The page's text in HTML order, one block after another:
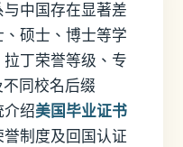
中国存在显著差
硕士、博士等学
丁荣誉等级、专
同校名后缀
介绍美国毕业证书
制度及回国认证